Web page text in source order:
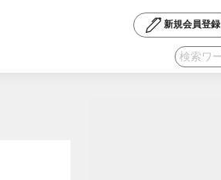
新規会員登録